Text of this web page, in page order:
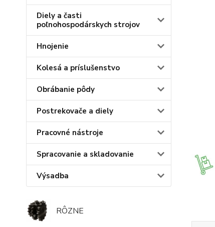
Diely a časti
poľnohospodárskych strojov
Hnojenie
Kolesá a príslušenstvo
Obrábanie pôdy
Postrekovače a diely
Pracovné nástroje
Spracovanie a skladovanie
Výsadba
RÔZNE